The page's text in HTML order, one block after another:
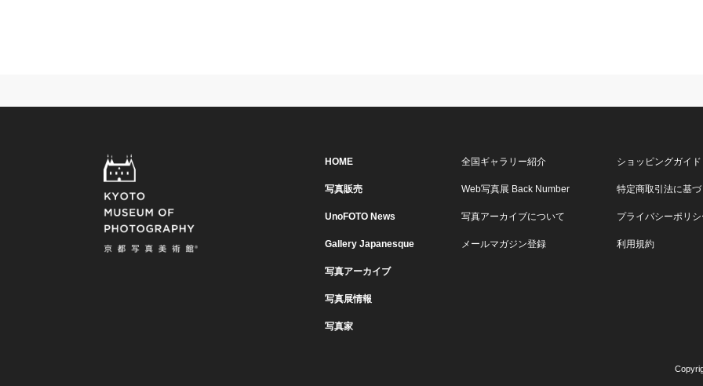
HOME
写真販売
UnoFOTO News
Gallery Japanesque
写真アーカイブ
写真展情報
写真家
全国ギャラリー紹介
Web写真展 Back Number
写真アーカイブについて
メールマガジン登録
ショッピングガイド
特定商取引法に基
プライバシーポリ
利用規約